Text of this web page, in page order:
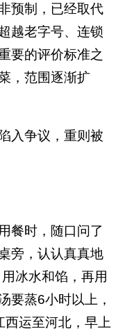
预制，已经取代
越老字号、连锁
要的评价标准之
，范围逐渐扩
入争议，重则被
餐时，随口问了
旁，认认真真地
冰水和馅，再用
要蒸6小时以上，
西运至河北，早上